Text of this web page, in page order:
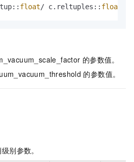
float/ c.reltuples:: float
的参数值。
的参数值。
别参数。